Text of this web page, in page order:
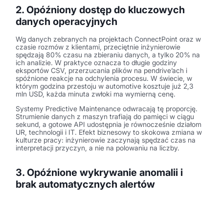
2. Opóźniony dostęp do kluczowych
danych operacyjnych
Wg danych zebranych na projektach ConnectPoint oraz w
czasie rozmów z klientami, przeciętnie inżynierowie
spędzają 80% czasu na zbieraniu danych, a tylko 20% na
ich analizie. W praktyce oznacza to długie godziny
eksportów CSV, przerzucania plików na pendrive’ach i
spóźnione reakcje na odchylenia procesu. W świecie, w
którym godzina przestoju w automotive kosztuje już 2,3
mln USD, każda minuta zwłoki ma wymierną cenę.
Systemy Predictive Maintenance odwracają tę proporcję.
Strumienie danych z maszyn trafiają do pamięci w ciągu
sekund, a gotowe API udostępnia je równocześnie działom
UR, technologii i IT. Efekt biznesowy to skokowa zmiana w
kulturze pracy: inżynierowie zaczynają spędzać czas na
interpretacji przyczyn, a nie na polowaniu na liczby.
3. Opóźnione wykrywanie anomalii i
brak automatycznych alertów